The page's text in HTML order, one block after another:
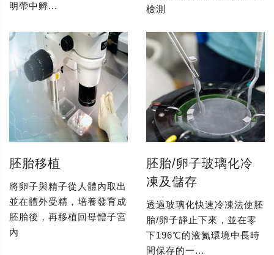
明帶中孵...
檢測
胚胎移植
將卵子與精子從人體內取出
並在體外受精，培養發育成
胚胎後，再移植回母體子宮
內
胚胎/卵子玻璃化冷
凍及儲存
透過玻璃化快速冷凍法使胚
胎/卵子靜止下來，並在零
下196℃的液氮環境中長時
間保存的一...